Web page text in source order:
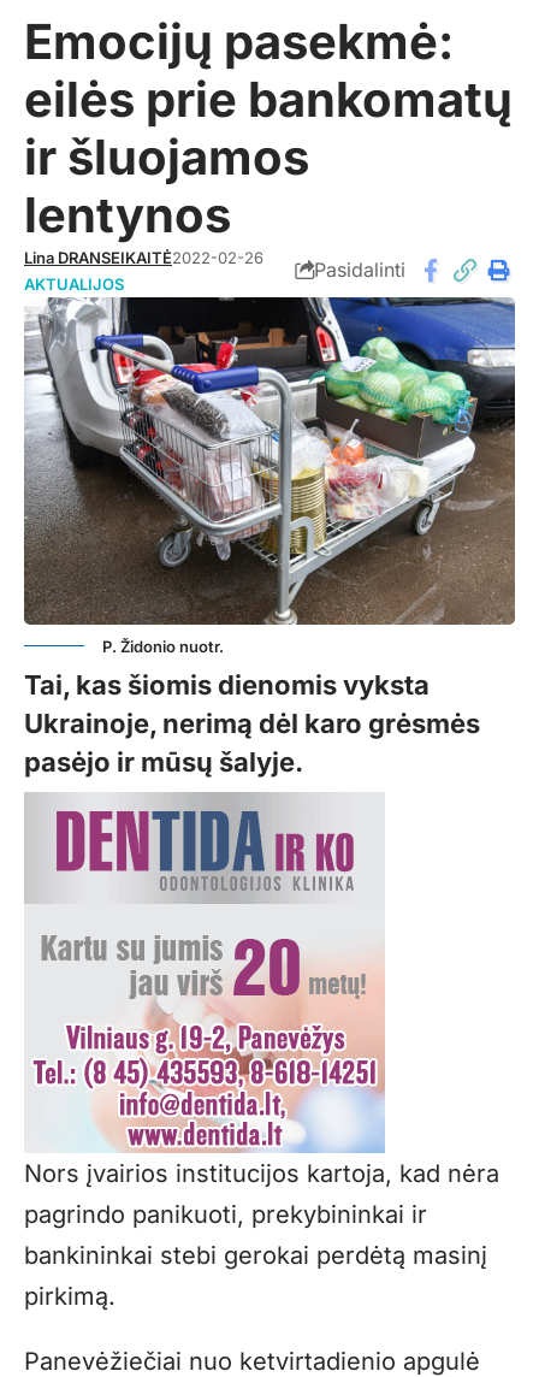
Emocijų pasekmė:
eilės prie bankomatų
ir šluojamos
lentynos
Lina DRANSEIKAITĖ2022-02-26
AKTUALIJOS
Pasidalinti
P. Židonio nuotr.
Tai, kas šiomis dienomis vyksta
Ukrainoje, nerimą dėl karo grėsmės
pasėjo ir mūsų šalyje.
Nors įvairios institucijos kartoja, kad nėra
pagrindo panikuoti, prekybininkai ir
bankininkai stebi gerokai perdėtą masinį
pirkimą.
Panevėžiečiai nuo ketvirtadienio apgulė